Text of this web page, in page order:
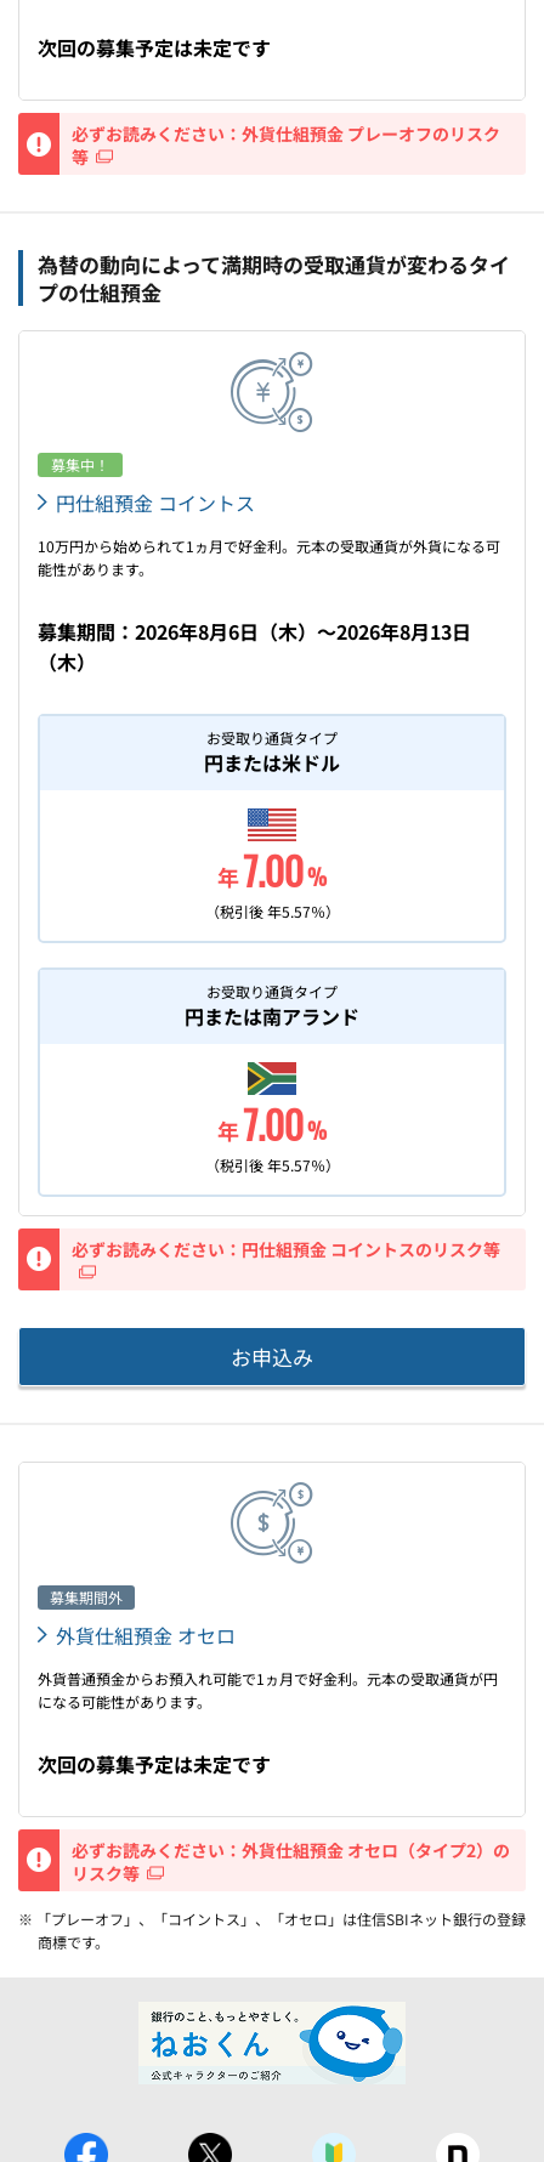
次回の募集予定は未定です
重要
必ずお読みください：外貨仕組預金 プレーオフのリスク
等
為替の動向によって満期時の受取通貨が変わるタイ
プの仕組預金
募集中！
円仕組預金 コイントス
10万円から始められて1ヵ月で好金利。元本の受取通貨が外貨になる可
能性があります。
募集期間： 2026年8月6日（木） ～2026年8月13日
（木）
お受取り通貨タイプ
円または米ドル
年7.00%
（税引後 年5.57％）
お受取り通貨タイプ
円または南アランド
年7.00%
（税引後 年5.57％）
重要
必ずお読みください：円仕組預金 コイントスのリスク等
お申込み
募集期間外
外貨仕組預金 オセロ
外貨普通預金からお預入れ可能で1ヵ月で好金利。元本の受取通貨が円
になる可能性があります。
次回の募集予定は未定です
重要
必ずお読みください：外貨仕組預金 オセロ（タイプ2）の
リスク等
※ 「プレーオフ」、「コイントス」、「オセロ」は住信SBIネット銀行の登録
商標です。